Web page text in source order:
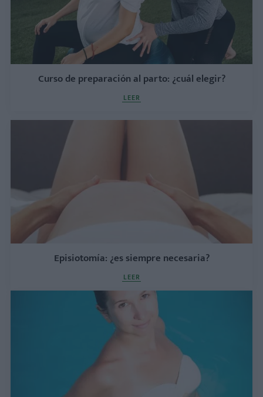
Curso de preparación al parto: ¿cuál elegir?
LEER
Episiotomía: ¿es siempre necesaria?
LEER